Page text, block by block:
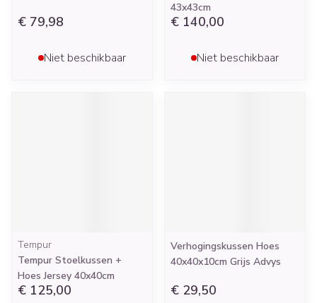
€ 79,98
Niet beschikbaar
43x43cm
€ 140,00
Niet beschikbaar
Tempur
Tempur Stoelkussen +
Hoes Jersey 40x40cm
€ 125,00
Verhogingskussen Hoes
40x40x10cm Grijs Advys
€ 29,50